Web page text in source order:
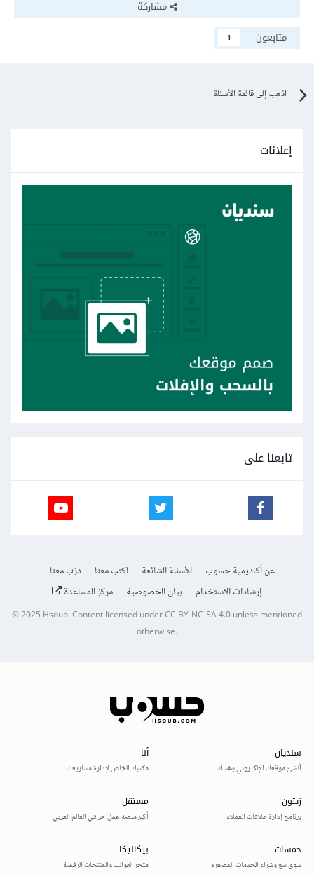
مشاركة
متابعون
1
اذهب إلى قائمة الأسئلة
إعلانات
تابعنا على
عن أكاديمية حسوب الأسئلة الشائعة اكتب معنا
درّب معنا
إرشادات الاستخدام
بيان الخصوصية مركز المساعدة
© 2025Hsoub.Content licensed underCC BY-NC-SA 4.0unless mentioned
otherwise.